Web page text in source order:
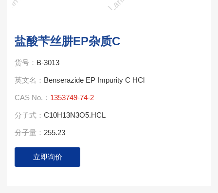
盐酸苄丝肼EP杂质C
货号： B-3013
英文名： Benserazide EP Impurity C HCl
CAS No.： 1353749-74-2
分子式： C10H13N3O5.HCL
分子量： 255.23
立即询价